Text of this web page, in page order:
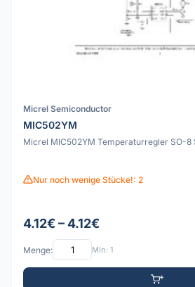
Micrel Semiconductor
MIC502YM
Micrel MIC502YM Temperaturregler SO-8
Nur noch wenige Stücke!: 2
4.12€ – 4.12€
Menge: Min: 1